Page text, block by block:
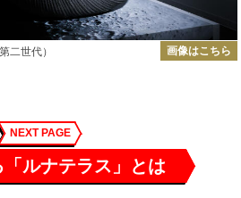
二世代） 画像はこちら
NEXT PAGE
「ルナテラス」とは